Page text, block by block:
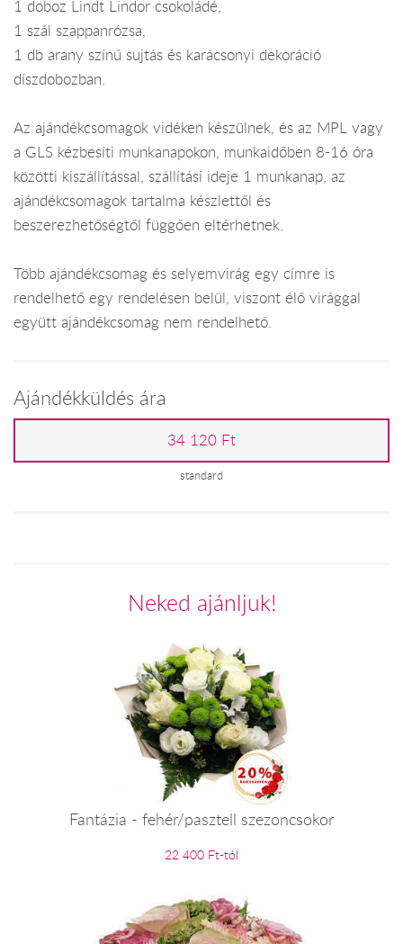
1 doboz Lindt Lindor csokoládé,
1 szál szappanrózsa,
1 db arany színű sujtás és karácsonyi dekoráció
díszdobozban.
Az ajándékcsomagok vidéken készülnek, és az MPL vagy
a GLS kézbesíti munkanapokon, munkaidőben 8-16 óra
közötti kiszállítással, szállítási ideje 1 munkanap, az
ajándékcsomagok tartalma készlettől és
beszerezhetőségtől függően eltérhetnek.
Több ajándékcsomag és selyemvirág egy címre is
rendelhető egy rendelésen belül, viszont élő virággal
együtt ajándékcsomag nem rendelhető.
Ajándékküldés ára
34 120 Ft
standard
Neked ajánljuk!
Fantázia - fehér/pasztell szezoncsokor
22 400 Ft-tól